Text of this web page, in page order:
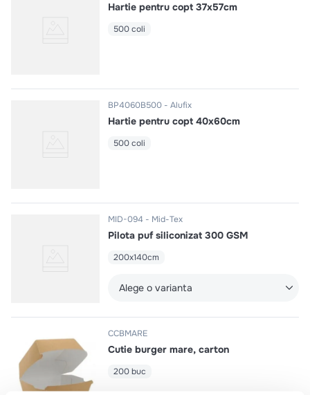
Hartie pentru copt 37x57cm
500 coli
BP4060B500 Alufix
Hartie pentru copt 40x60cm
500 coli
MID-094 Mid-Tex
Pilota puf siliconizat 300 GSM
200x140cm
Alege o varianta
CCBMARE
Cutie burger mare, carton
200 buc